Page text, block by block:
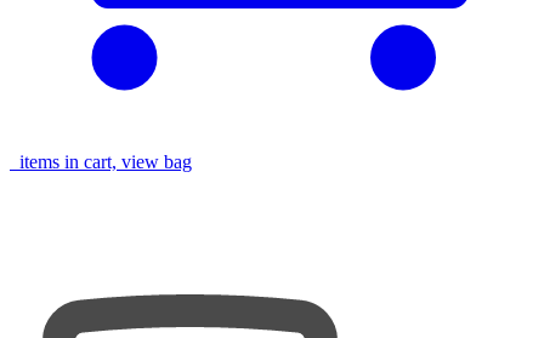
items in cart, view bag